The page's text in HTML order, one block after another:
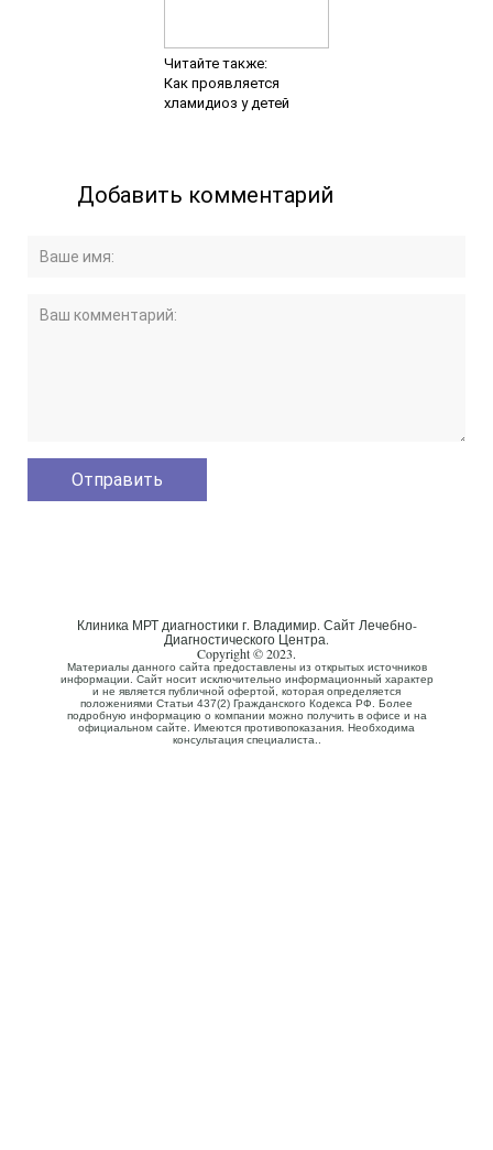
Читайте также:
Как проявляется
хламидиоз у детей
Добавить комментарий
Клиника МРТ диагностики г. Владимир. Сайт Лечебно-
Диагностического Центра.
Copyright © 2023.
Материалы данного сайта предоставлены из открытых источников
информации. Сайт носит исключительно информационный характер
и не является публичной офертой, которая определяется
положениями Статьи 437(2) Гражданского Кодекса РФ. Более
подробную информацию о компании можно получить в офисе и на
официальном сайте. Имеются противопоказания. Необходима
консультация специалиста..